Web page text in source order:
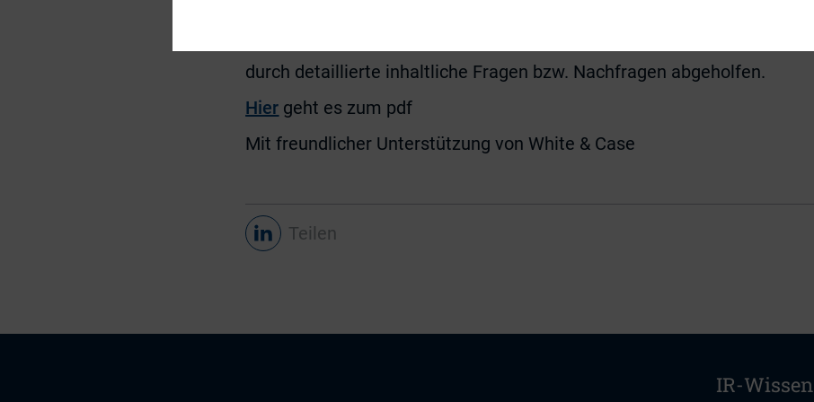
durch detaillierte inhaltliche Fragen bzw. Nachfragen abgeholfen.
Hier geht es zum pdf
​Mit freundlicher Unterstützung von White & Case
Teilen
IR-Wissen